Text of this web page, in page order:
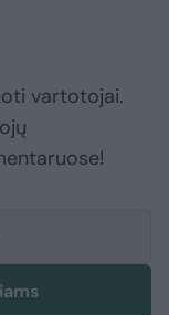
vartotojai.